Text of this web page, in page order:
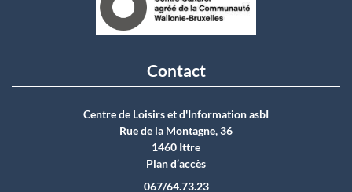
Contact
Centre de Loisirs et d'Information asbI
Rue de la Montagne, 36
1460 Ittre
Plan d’accès
067/64.73.23